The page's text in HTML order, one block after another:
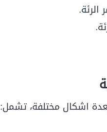
اشكال مختلفة، تشمل: